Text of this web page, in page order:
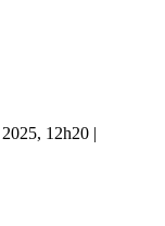
12h20 |